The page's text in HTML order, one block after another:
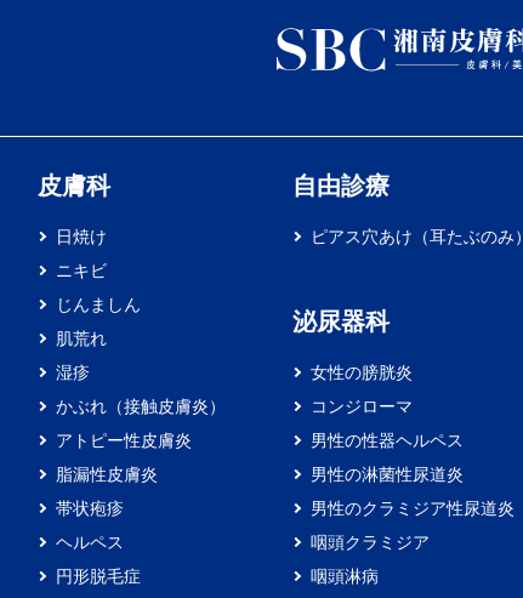
皮膚科
日焼け
ニキビ
じんましん
肌荒れ
湿疹
かぶれ（接触皮膚炎）
アトピー性皮膚炎
脂漏性皮膚炎
帯状疱疹
ヘルペス
円形脱毛症
自由診療
ピアス穴あけ（耳たぶのみ）
泌尿器科
女性の膀胱炎
コンジローマ
男性の性器ヘルペス
男性の淋菌性尿道炎
男性のクラミジア性尿道炎
咽頭クラミジア
咽頭淋病